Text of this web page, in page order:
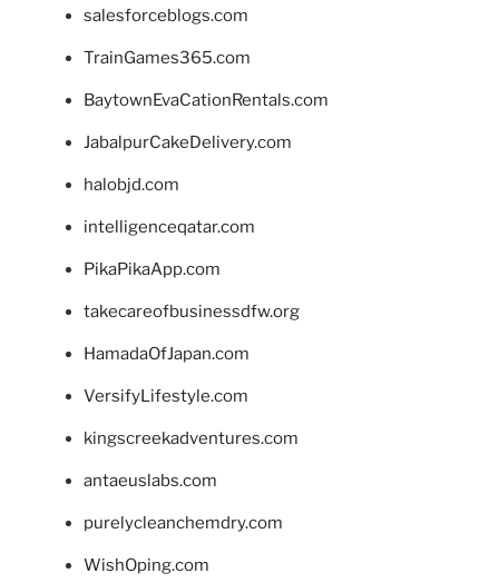
salesforceblogs.com
TrainGames365.com
BaytownEvaCationRentals.com
JabalpurCakeDelivery.com
halobjd.com
intelligenceqatar.com
PikaPikaApp.com
takecareofbusinessdfw.org
HamadaOfJapan.com
VersifyLifestyle.com
kingscreekadventures.com
antaeuslabs.com
purelycleanchemdry.com
WishOping.com